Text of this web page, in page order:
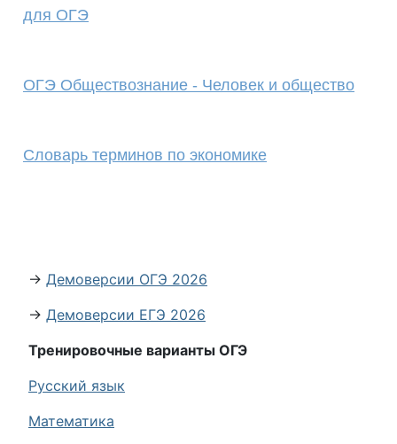
для ОГЭ
ОГЭ Обществознание - Человек и общество
Словарь терминов по экономике
→ Демоверсии ОГЭ 2026
→ Демоверсии ЕГЭ 2026
Тренировочные варианты ОГЭ
Русский язык
Математика